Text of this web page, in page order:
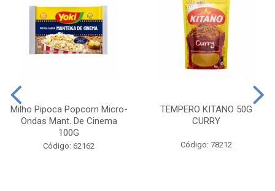
Milho Pipoca Popcorn Micro-
Ondas Mant. De Cinema
100G
Código: 62162
TEMPERO KITANO 50G
CURRY
Código: 78212